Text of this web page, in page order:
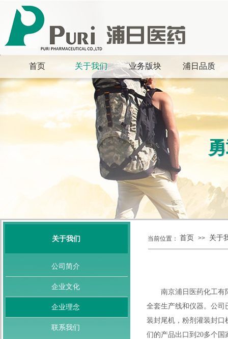
首页 关于我们 业务版块 浦日品质
公司简介
企业文化
企业理念
联系我们
首页 >> 关于
关于我们 当前位置：
南京浦日医药化工有限
全套生产线和仪器。公司
装封尾机，粉剂灌装封口
们的产品出口到20多个